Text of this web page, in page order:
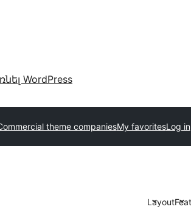
WordPress
theme companiesMy favoritesLog in
Layout